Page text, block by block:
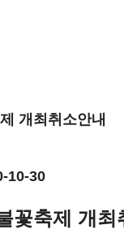
개최취소안내
10-30
꽃축제 개최